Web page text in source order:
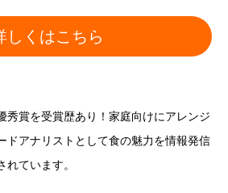
しくはこちら
秀賞を受賞歴あり！家庭向けにアレンジ
ドアナリストとして食の魅力を情報発信
れています。